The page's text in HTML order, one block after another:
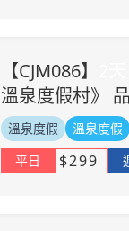
【CJM086】
溫泉度假村》
溫泉度假 溫泉度假
平日
$299